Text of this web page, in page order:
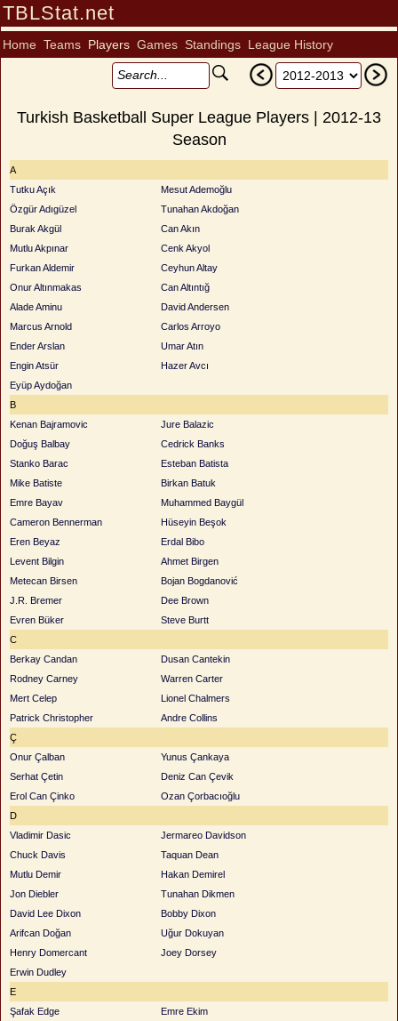
TBLStat.net
Home Teams Players Games Standings League History
Turkish Basketball Super League Players | 2012-13
Season
A
Tutku Açık
Mesut Ademoğlu
Özgür Adıgüzel
Tunahan Akdoğan
Burak Akgül
Can Akın
Mutlu Akpınar
Cenk Akyol
Furkan Aldemir
Ceyhun Altay
Onur Altınmakas
Can Altıntığ
Alade Aminu
David Andersen
Marcus Arnold
Carlos Arroyo
Ender Arslan
Umar Atın
Engin Atsür
Hazer Avcı
Eyüp Aydoğan
B
Kenan Bajramovic
Jure Balazic
Doğuş Balbay
Cedrick Banks
Stanko Barac
Esteban Batista
Mike Batiste
Birkan Batuk
Emre Bayav
Muhammed Baygül
Cameron Bennerman
Hüseyin Beşok
Eren Beyaz
Erdal Bibo
Levent Bilgin
Ahmet Birgen
Metecan Birsen
Bojan Bogdanović
J.R. Bremer
Dee Brown
Evren Büker
Steve Burtt
C
Berkay Candan
Dusan Cantekin
Rodney Carney
Warren Carter
Mert Celep
Lionel Chalmers
Patrick Christopher
Andre Collins
Ç
Onur Çalban
Yunus Çankaya
Serhat Çetin
Deniz Can Çevik
Erol Can Çinko
Ozan Çorbacıoğlu
D
Vladimir Dasic
Jermareo Davidson
Chuck Davis
Taquan Dean
Mutlu Demir
Hakan Demirel
Jon Diebler
Tunahan Dikmen
David Lee Dixon
Bobby Dixon
Arifcan Doğan
Uğur Dokuyan
Henry Domercant
Joey Dorsey
Erwin Dudley
E
Şafak Edge
Emre Ekim